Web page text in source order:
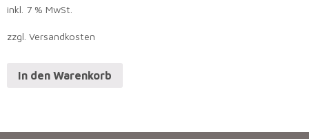
inkl. 7 % MwSt.
zzgl. Versandkosten
In den Warenkorb